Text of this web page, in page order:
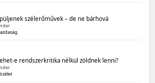
SZÁMOKBAN
Államadósság
szélerőművek – de ne bárhová
e rendszerkritika nélkül zöldnek lenni?